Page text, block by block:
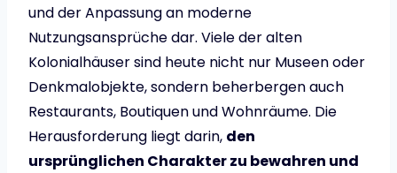
und der Anpassung an moderne
Nutzungsansprüche dar. Viele der alten
Kolonialhäuser sind heute nicht nur Museen oder
Denkmalobjekte, sondern beherbergen auch
Restaurants, Boutiquen und Wohnräume. Die
Herausforderung liegt darin, den
ursprünglichen Charakter zu bewahren und